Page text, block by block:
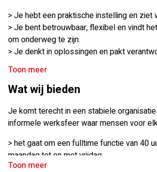
> Je hebt een praktische instelling en ziet
> Je bent betrouwbaar, flexibel en vindt
om onderweg te zijn.
> Je denkt in oplossingen en pakt
> Een rijbewijs B is noodzakelijk.
> Je spreekt de Nederlandse taal goed,
klantcontact bij bezorgingen.
Toon meer
Wat wij bieden
Je komt terecht in een stabiele
informele werksfeer waar mensen voor
> het gaat om een fulltime functie van 40
maandag tot en met vrijdag.
Toon meer